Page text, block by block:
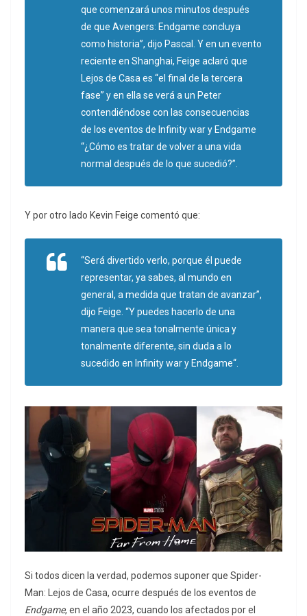
que comenzará unos minutos después
de que Avengers: Endgame concluya
como historia”, dijo Pascal. Y en un evento
reciente en Shanghai, Feige aclaró que
Lejos de Casa es “el final de la tercera
fase” y en ella se verá a un Peter
contendiéndose con las consecuencias
de los eventos de Infinity war y Endgame
“¿Cómo es tratar de volver a una vida
normal después de lo que sucedió?”.
Y por otro lado Kevin Feige comentó que:
“Será divertido verlo, porque él puede
representar, ya sabes, al mundo en
general, a medida que tratan de avanzar”,
dijo Feige. “Y puedes hacerlo de una
manera que sea tonalmente única y
tonalmente diferente, sin duda a lo
sucedido en Infinity war y Endgame“.
Si todos dicen la verdad, podemos suponer que Spider-
Man: Lejos de Casa, ocurre después de los eventos de
Endgame, en el año 2023, cuando los afectados por el